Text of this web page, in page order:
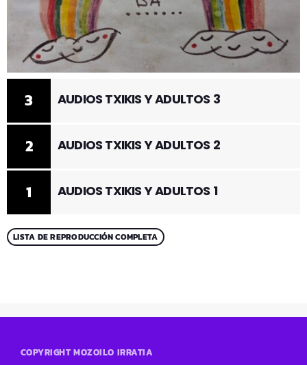
1 AUDIOS TXIKIS Y ADULTOS 1
2 AUDIOS TXIKIS Y ADULTOS 2
3 AUDIOS TXIKIS Y ADULTOS 3
LISTA DE REPRODUCCIÓN COMPLETA
COPYRIGHT MOZOILO IRRATIA